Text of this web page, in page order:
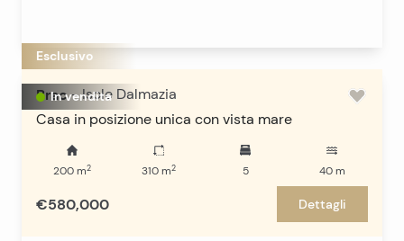
In vendita
Esclusivo
Brac - Isole Dalmazia
Casa in posizione unica con vista mare
200 m2 310 m2 5 40m
€580,000 Dettagli